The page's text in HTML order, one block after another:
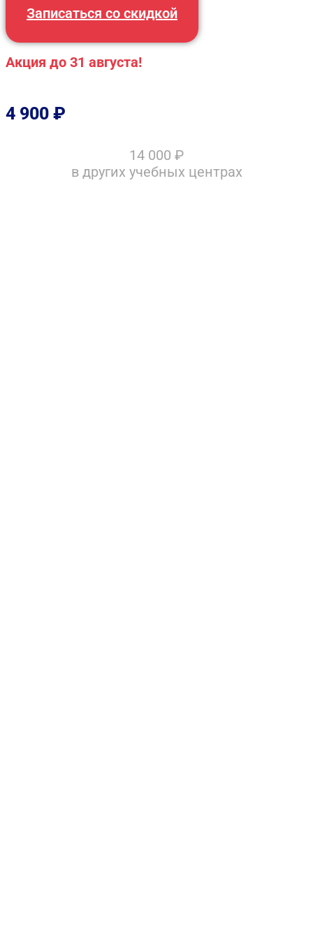
Записаться со скидкой
Акция до 31 августа!
4 900 ₽
14 000 ₽
в других учебных центрах